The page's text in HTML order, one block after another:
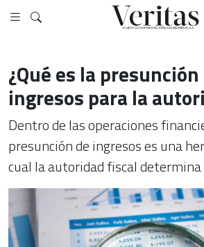
¿Qué es la presunción
ingresos para la
Dentro de las operaciones
presunción de ingresos es una
cual la autoridad fiscal